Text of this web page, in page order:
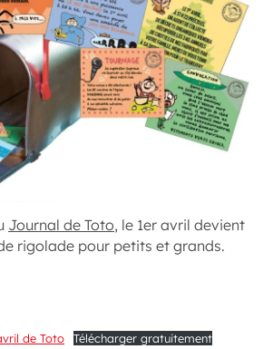
Journal de Toto, le 1er avril devient
rigolade pour petits et grands.
de Toto Télécharger gratuitement